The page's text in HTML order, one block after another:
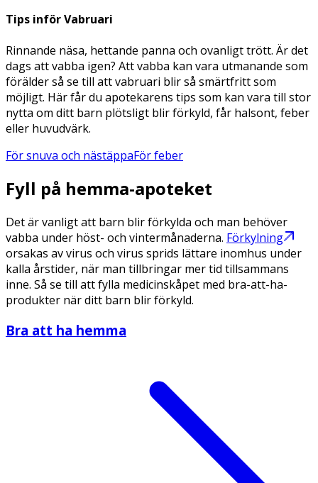
Tips inför Vabruari
Rinnande näsa, hettande panna och ovanligt trött. Är det
dags att vabba igen? Att vabba kan vara utmanande som
förälder så se till att vabruari blir så smärtfritt som
möjligt. Här får du apotekarens tips som kan vara till stor
nytta om ditt barn plötsligt blir förkyld, får halsont, feber
eller huvudvärk.
För snuva och nästäppaFör feber
Fyll på hemma-apoteket
Det är vanligt att barn blir förkylda och man behöver
vabba under höst- och vintermånaderna. Förkylning
orsakas av virus och virus sprids lättare inomhus under
kalla årstider, när man tillbringar mer tid tillsammans
inne. Så se till att fylla medicinskåpet med bra-att-ha-
produkter när ditt barn blir förkyld.
Bra att ha hemma